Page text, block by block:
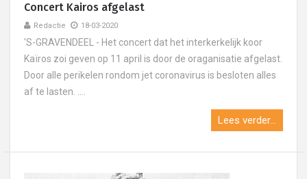
Concert Kairos afgelast
Redactie 18-03-2020
'S-GRAVENDEEL - Het concert dat het interkerkelijk koor
Kaïros zoi geven op 11 april is door de oraganisatie afgelast.
Door alle perikelen rondom jet coronavirus is besloten alles
af te lasten. ....
Lees verder...